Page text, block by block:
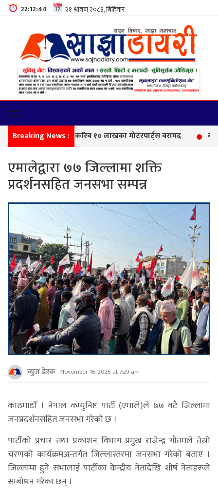
22:12:45
Breaking News :
एमालेद्वारा ७७ जिल्लामा शक्ति
प्रदर्शनसहित जनसभा सम्पन्न
न्युज डेस्क November 16, 2025 at 7:29 am
काठमाडौँ । नेपाल कम्युनिष्ट पार्टी (एमाले)ले ७७ वटै जिल्लामा
जनप्रदर्शनसहित जनसभा गरेको छ ।
पार्टीको प्रचार तथा प्रकाशन विभाग प्रमुख राजेन्द्र गौतमले तेस्रो
चरणको कार्यक्रमअन्तर्गत जिल्लास्तरमा जनसभा गरेको बताए ।
जिल्लामा हुने सभालाई पार्टीका केन्द्रीय नेतादेखि शीर्ष नेताहरूले
सम्बोधन गरेका छन् ।